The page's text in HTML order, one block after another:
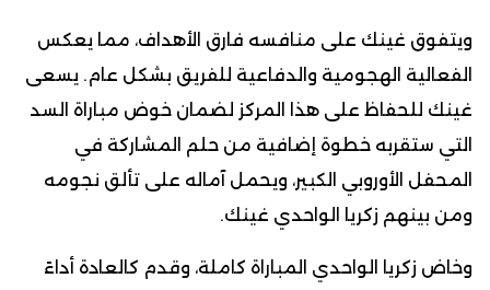
ويتفوق غينك على منافسه فارق الأهداف، مما يعكس
الفعالية الهجومية والدفاعية للفريق بشكل عام. يسعى
غينك للحفاظ على هذا المركز لضمان خوض مباراة السد
التي ستقربه خطوة إضافية من حلم المشاركة في
المحفل الأوروبي الكبير، ويحمل آماله على تألق نجومه
ومن بينهم زكريا الواحدي غينك.
وخاض زكريا الواحدي المباراة كاملة، وقدم كالعادة أداءً